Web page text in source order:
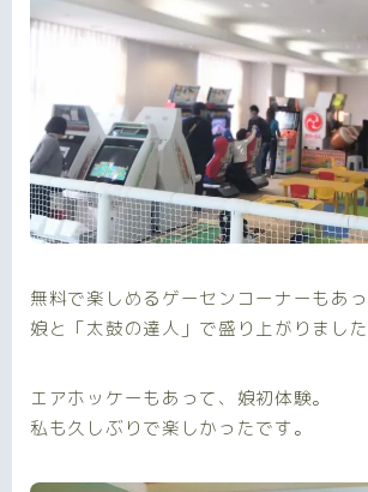
無料で楽しめるゲーセンコーナーもあっ
娘と「太鼓の達人」で盛り上がりました
エアホッケーもあって、娘初体験。
私も久しぶりで楽しかったです。